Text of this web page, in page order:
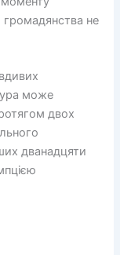
громадянства не
може
двох
дванадцяти